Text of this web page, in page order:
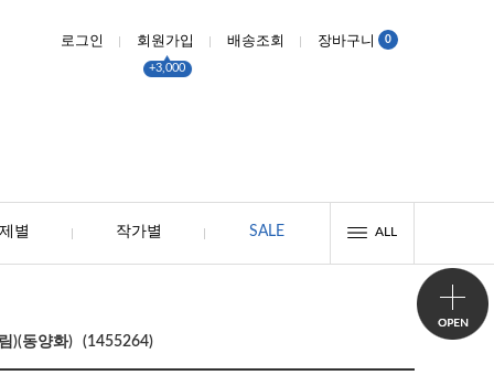
로그인 회원가입
+3,000
배송조회 장바구니 0
별 작가별 SALE ALL
)(동양화) (1455264)